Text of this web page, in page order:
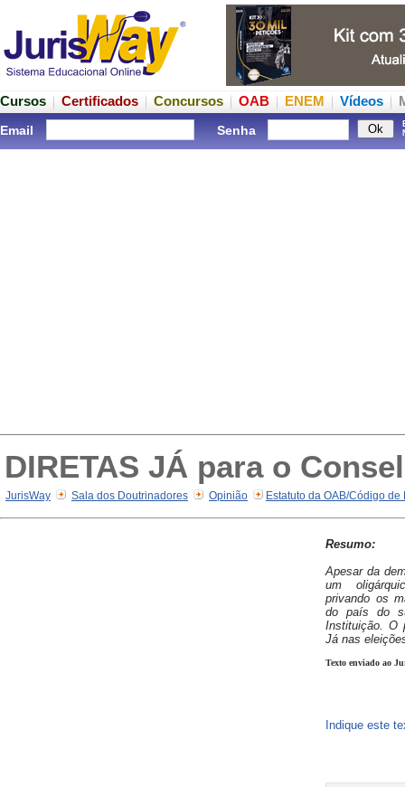
Cursos Certificados Concursos OAB ENEM Vídeos
Email Senha
DIRETAS JÁ para o
JurisWay Sala dos Doutrinadores Opinião Estatuto da OAB/Código
Resumo:
Apesar da
um
privando os
do país do
Instituição. O
Já nas
Texto enviado ao
Indique este